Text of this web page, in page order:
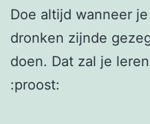
Doe altijd wanneer
dronken zijnde
doen. Dat zal je
:proost: